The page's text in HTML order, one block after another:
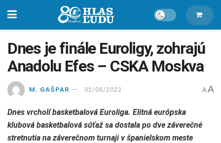
Dnes je finále Euroligy, zohrajú
Anadolu Efes – CSKA Moskva
M. GAŠPAR 02/06/2022 A A
Dnes vrcholí basketbalová Euroliga. Elitná európska
klubová basketbalová súťaž sa dostala po dve záverečné
stretnutia na záverečnom turnaji v španielskom meste